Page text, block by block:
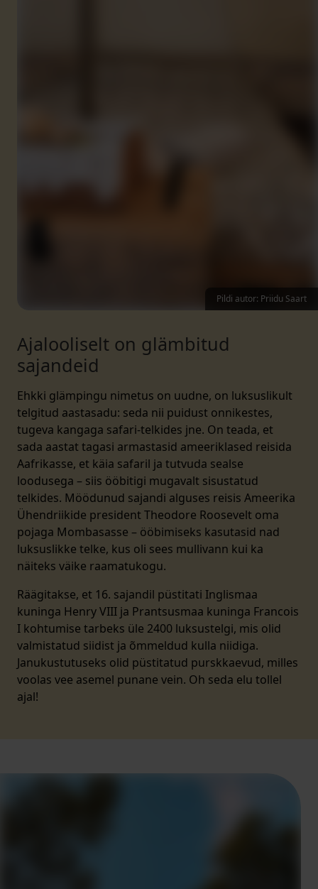
Ajalooliselt on glämbitud
sajandeid
Ehkki glämpingu nimetus on uudne, on luksuslikult
telgitud aastasadu: seda nii puidust onnikestes,
tugeva kangaga safari-telkides jne. On teada, et
sada aastat tagasi armastasid ameeriklased reisida
Aafrikasse, et käia safaril ja tutvuda sealse
loodusega – siis ööbitigi mugavalt sisustatud
telkides. Möödunud sajandi alguses reisis Ameerika
Ühendriikide president Theodore Roosevelt oma
pojaga Mombasasse – ööbimiseks kasutasid nad
luksuslikke telke, kus oli sees mullivann kui ka
näiteks väike raamatukogu.
Räägitakse, et 16. sajandil püstitati Inglismaa
kuninga Henry VIII ja Prantsusmaa kuninga Francois
I kohtumise tarbeks üle 2400 luksustelgi, mis olid
valmistatud siidist ja õmmeldud kulla niidiga.
Janukustutuseks olid püstitatud purskkaevud, milles
voolas vee asemel punane vein. Oh seda elu tollel
ajal!
Pildi autor: Priidu Saart